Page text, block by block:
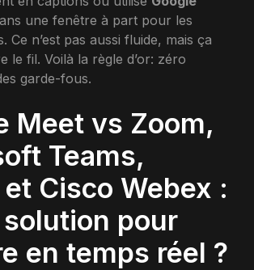
une fenêtre à part pour les
Ce n’est pas aussi fluide, mais ça
le fil. Voilà la règle d’or: zéro
garde-fous.
Meet vs Zoom,
Teams,
Cisco Webex :
pour
en temps réel ?